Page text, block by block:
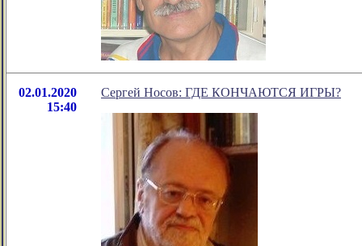
02.01.2020
15:40
Сергей Носов: ГДЕ КОНЧАЮТСЯ ИГРЫ?